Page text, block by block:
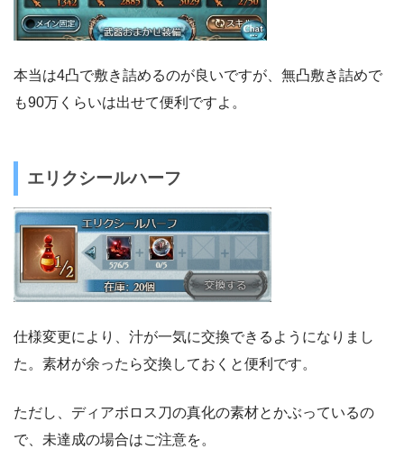
本当は4凸で敷き詰めるのが良いですが、無凸敷き詰めで
も90万くらいは出せて便利ですよ。
エリクシールハーフ
仕様変更により、汁が一気に交換できるようになりまし
た。素材が余ったら交換しておくと便利です。
ただし、ディアボロス刀の真化の素材とかぶっているの
で、未達成の場合はご注意を。